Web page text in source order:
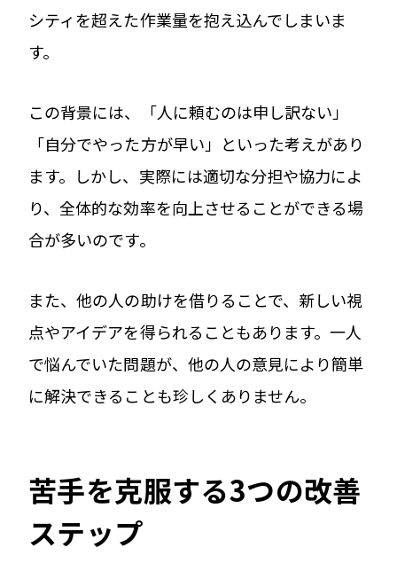
シティを超えた作業量を抱え込んでしまいま
す。
この背景には、「人に頼むのは申し訳ない」
「自分でやった方が早い」といった考えがあり
ます。しかし、実際には適切な分担や協力によ
り、全体的な効率を向上させることができる場
合が多いのです。
また、他の人の助けを借りることで、新しい視
点やアイデアを得られることもあります。一人
で悩んでいた問題が、他の人の意見により簡単
に解決できることも珍しくありません。
苦手を克服する3つの改善
ステップ